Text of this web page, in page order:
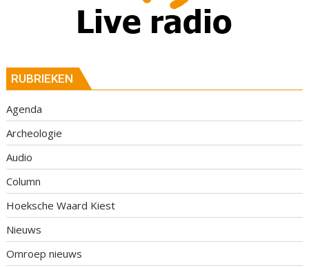
RUBRIEKEN
Agenda
Archeologie
Audio
Column
Hoeksche Waard Kiest
Nieuws
Omroep nieuws